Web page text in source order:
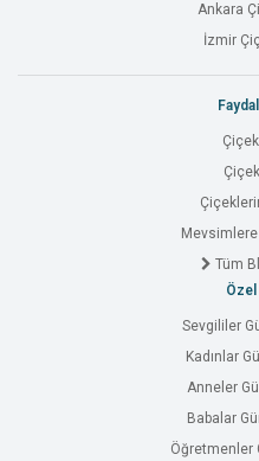
Ankara
İzmir
Çiçek
Tüm
Sevgililer
Kadınlar
Anneler
Babalar
Öğretmenler